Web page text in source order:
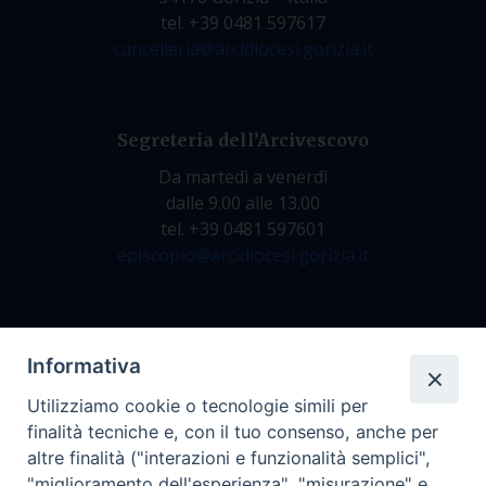
tel. +39 0481 597617
cancelleria@arcidiocesi.gorizia.it
Segreteria dell’Arcivescovo
Da martedì a venerdì
dalle 9.00 alle 13.00
tel. +39 0481 597601
episcopio@arcidiocesi.gorizia.it
dalle 9.00 alle 12.30
tel. +39 0481 597628
archivio@arcidiocesi.gorizia.it
Informativa
Utilizziamo cookie o tecnologie simili per
finalità tecniche e, con il tuo consenso, anche per
altre finalità ("interazioni e funzionalità semplici",